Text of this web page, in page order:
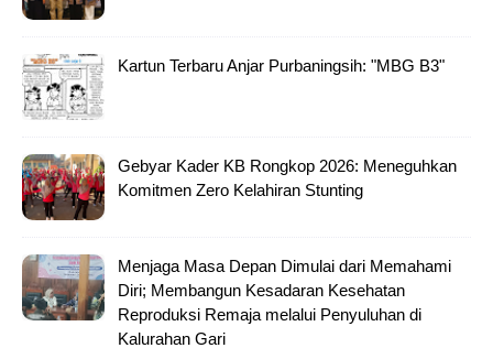
Kartun Terbaru Anjar Purbaningsih: "MBG B3"
Gebyar Kader KB Rongkop 2026: Meneguhkan
Komitmen Zero Kelahiran Stunting
Menjaga Masa Depan Dimulai dari Memahami
Diri; Membangun Kesadaran Kesehatan
Reproduksi Remaja melalui Penyuluhan di
Kalurahan Gari